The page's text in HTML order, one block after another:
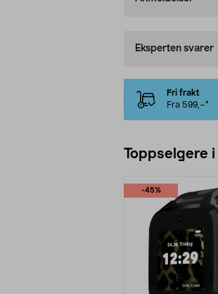
Eksperten svarer
Fri frakt
Fra 599,–*
Toppselgere
-45%